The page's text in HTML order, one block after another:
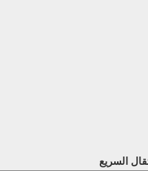
السريع